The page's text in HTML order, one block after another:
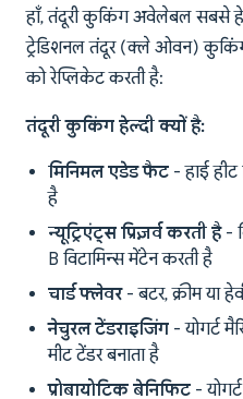
हाँ, तंदूरी कुकिंग अवेलेबल सबसे
ट्रेडिशनल तंदूर (क्ले ओवन) कुकिंग
को रेप्लिकेट करती है:
तंदूरी कुकिंग हेल्दी क्यों है:
मिनिमल एडेड फैट - हाई
है
न्यूट्रिएंट्स प्रिज़र्व करती है-
B विटामिन्स मेंटेन करती है
चार्ड फ्लेवर- बटर, क्रीम या
नेचुरल टेंडराइजिंग - योगर्ट
मीट टेंडर बनाता है
प्रोबायोटिक बेनिफिट -